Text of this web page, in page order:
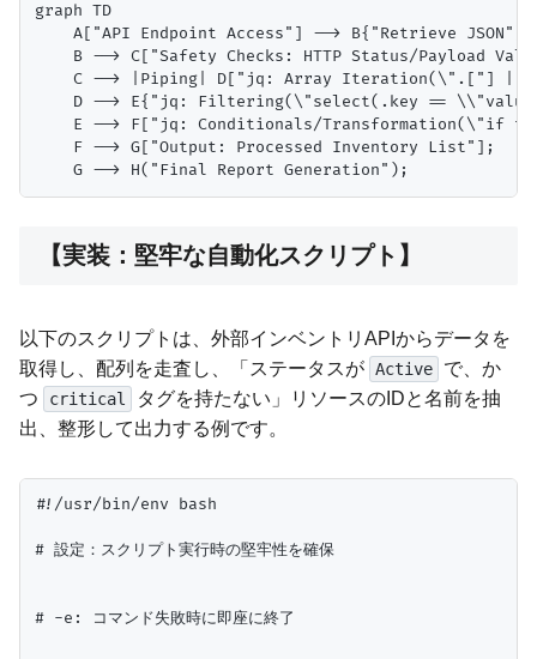
graph TD
    A["API Endpoint Access"] --> B{"Retrieve JSON"};
B --> C["Safety Checks: HTTP Status/Payload
C --> |Piping| D["jq: Array Iteration(\".["] |
D --> E{"jq: Filtering(\"select(.key ==
E --> F["jq: Conditionals/Transformation(\"if
    F --> G["Output: Processed Inventory List"];
【実装：堅牢な自動化スクリプト】
以下のスクリプトは、外部インベントリAPIからデータを
取得し、配列を走査し、「ステータスが Active
で、か
つ
critical
タグを持たない」リソースのIDと名前を抽
出、整形して出力する例です。
#!/usr/bin/env bash
# 設定：スクリプト実行時の堅牢性を確保
# -e: コマンド失敗時に即座に終了